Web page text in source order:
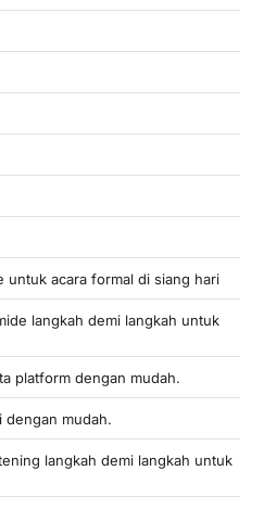
untuk acara formal di siang hari
langkah demi langkah untuk
platform dengan mudah.
dengan mudah.
langkah demi langkah untuk